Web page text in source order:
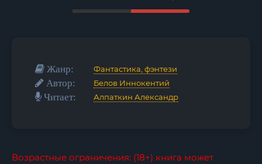
Жанр: Фантастика, фэнтези
Автор: Белов Иннокентий
Читает: Алпаткин Александр
Возрастные ограничения: (18+) книга может